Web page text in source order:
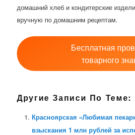
домашний хлеб и кондитерские
вручную по домашним рецептам.
Бесплатная
товарного
Другие Записи По Теме:
Красноярская «Любимая
взыскания 1 млн рублей за